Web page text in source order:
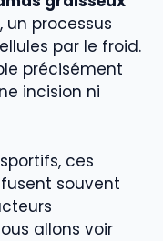
un processus
par le froid.
précisément
incision ni
ces
souvent
allons voir